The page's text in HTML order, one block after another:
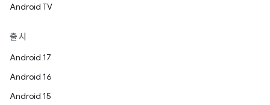
Android TV
출시
Android 17
Android 16
Android 15